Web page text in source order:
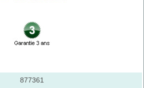
877361